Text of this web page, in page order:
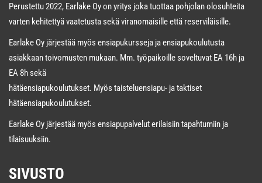
tuotteen
Perustettu 2022, Earlake Oy on yritys joka tuottaa pohjolan olosuhteita
varten kehitettyä vaatetusta sekä viranomaisille että reserviläisille.
Earlake Oy järjestää myös ensiapukursseja ja ensiapukoulutusta
asiakkaan toivomusten mukaan. Mm. työpaikoille soveltuvat EA 16h ja
EA 8h sekä
hätäensiapukoulutukset. Myös taisteluensiapu- ja taktiset
hätäensiapukoulutukset.
Earlake Oy järjestää myös ensiapupalvelut erilaisiin tapahtumiin ja
tilaisuuksiin.
SIVUSTO